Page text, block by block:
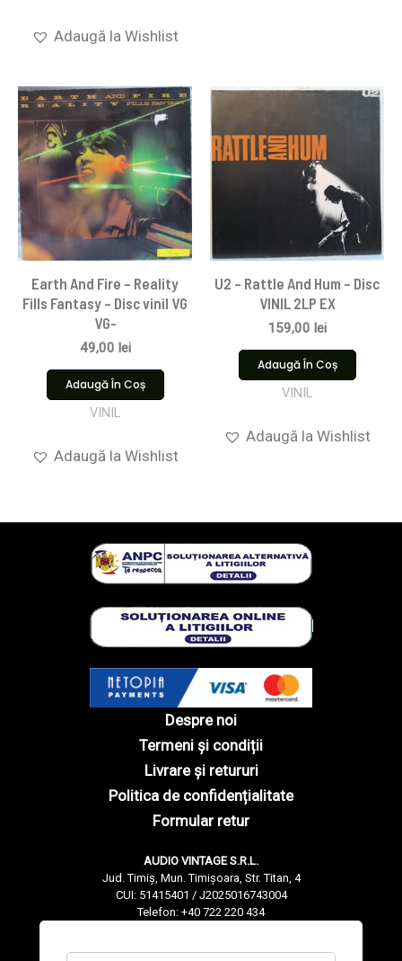
Adaugă la Wishlist
Earth And Fire – Reality
Fills Fantasy – Disc vinil VG
VG-
49,00 lei
Adaugă În Coș
VINIL
Adaugă la Wishlist
U2 – Rattle And Hum – Disc
VINIL 2LP EX
159,00 lei
Adaugă În Coș
VINIL
Adaugă la Wishlist
Despre noi
Termeni și condiții
Livrare și retururi
Politica de confidențialitate
Formular retur
AUDIO VINTAGE S.R.L.
Jud. Timiș, Mun. Timișoara, Str. Titan, 4
CUI: 51415401 / J2025016743004
Telefon: +40 722 220 434